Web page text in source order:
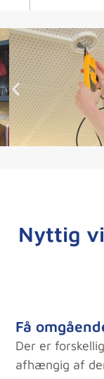
Nyttig
Få
Der er
afhængig af